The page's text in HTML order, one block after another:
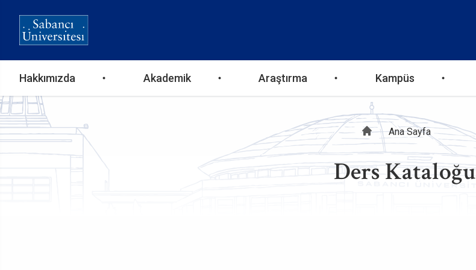
Ana
gezinti
menüsü
Hakkımızda Akademik Araştırma Kampüs
Sayfa
yolu
Ana Sayfa
Ders Kataloğu